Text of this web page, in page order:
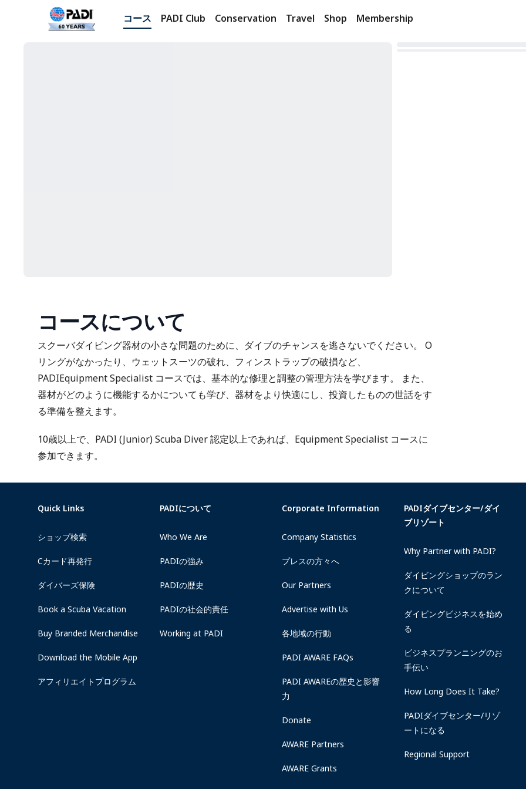
コース PADI Club Conservation Travel Shop Membership
コースについて
スクーバダイビング器材の小さな問題のために、ダイブのチャンスを逃さないでください。 O
リングがなかったり、ウェットスーツの破れ、フィンストラップの破損など、
PADIEquipment Specialist コースでは、基本的な修理と調整の管理方法を学びます。 また、
器材がどのように機能するかについても学び、器材をより快適にし、投資したものの世話をす
る準備を整えます。
10歳以上で、PADI (Junior) Scuba Diver 認定以上であれば、Equipment Specialist コースに
参加できます。
Quick Links
ショップ検索
Cカード再発行
ダイバーズ保険
Book a Scuba Vacation
Buy Branded Merchandise
Download the Mobile App
アフィリエイトプログラム
PADIについて
Who We Are
PADIの強み
PADIの歴史
PADIの社会的責任
Working at PADI
Corporate Information
Company Statistics
プレスの方々へ
Our Partners
Advertise with Us
各地域の行動
PADI AWARE FAQs
PADI AWAREの歴史と影響
力
Donate
AWARE Partners
AWARE Grants
PADIダイブセンター/ダイ
ブリゾート
Why Partner with PADI?
ダイビングショップのラン
クについて
ダイビングビジネスを始め
る
ビジネスプランニングのお
手伝い
How Long Does It Take?
PADIダイブセンター/リゾ
ートになる
Regional Support